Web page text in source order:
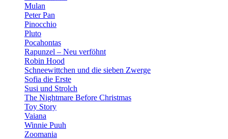
Mulan
Peter Pan
Pinocchio
Pluto
Pocahontas
Rapunzel – Neu verföhnt
Robin Hood
Schneewittchen und die sieben Zwerge
Sofia die Erste
Susi und Strolch
The Nightmare Before Christmas
Toy Story
Vaiana
Winnie Puuh
Zoomania